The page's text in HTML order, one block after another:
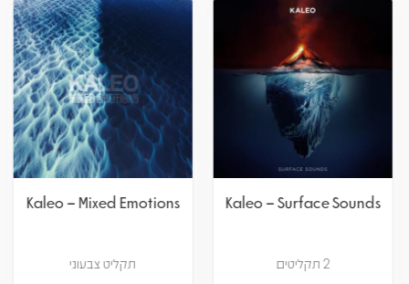
Kaleo – Surface Sounds
2 תקליטים
Kaleo – Mixed Emotions
תקליט צבעוני